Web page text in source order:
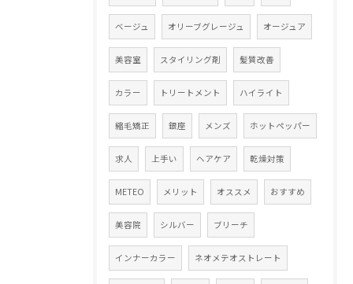
ベージュ オリーブグレージュ オージュア
美容室 スタイリング剤 髪質改善
カラー トリートメント ハイライト
縮毛矯正 銀座 メンズ ホットペッパー
求人 上手い ヘアケア 乾燥対策
METEO メリット オススメ おすすめ
美容院 シルバー ブリーチ
インナーカラー ネオメテオストレート